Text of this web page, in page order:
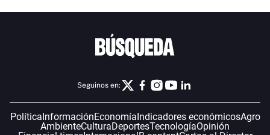
Seguinos en:
Política InformaciónEconomía Indicadores económicosAgro
AmbienteCulturaDeportesTecnologíaOpinión